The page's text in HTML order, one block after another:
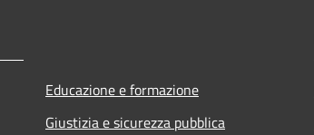
Educazione e formazione
Giustizia e sicurezza pubblica